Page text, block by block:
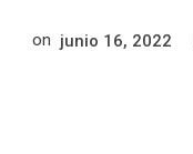
on junio 16, 2022